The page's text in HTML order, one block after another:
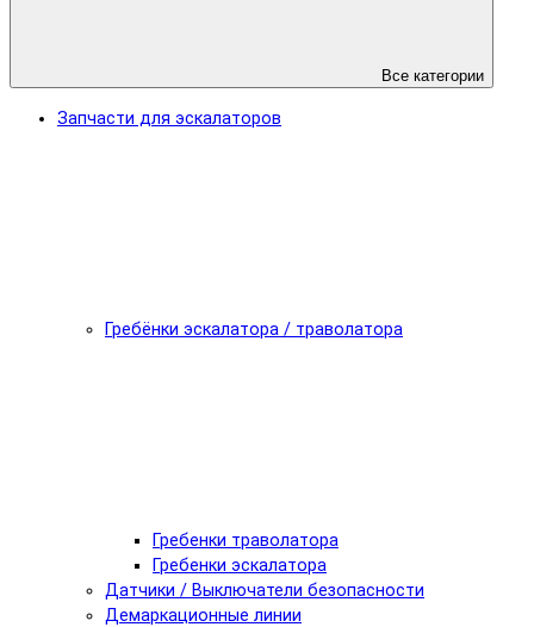
Все категории
Запчасти для эскалаторов
Гребёнки эскалатора / траволатора
Гребенки траволатора
Гребенки эскалатора
Датчики / Выключатели безопасности
Демаркационные линии